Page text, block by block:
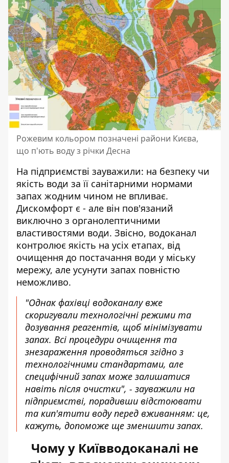
Рожевим кольором позначені райони Києва,
що п'ють воду з річки Десна
На підприємстві зауважили: на безпеку чи
якість води за її санітарними нормами
запах жодним чином не впливає.
Дискомфорт є - але він пов'язаний
виключно з органолептичними
властивостями води. Звісно, водоканал
контролює якість на усіх етапах, від
очищення до постачання води у міську
мережу, але усунути запах повністю
неможливо.
"Однак фахівці водоканалу вже
скоригували технологічні режими та
дозування реагентів, щоб мінімізувати
запах. Всі процедури очищення та
знезараження проводяться згідно з
технологічними стандартами, але
специфічний запах може залишатися
навіть після очистки", - зауважили на
підприємстві, порадивши відстоювати
та кип'ятити воду перед вживанням: це,
кажуть, допоможе ще зменшити запах.
Чому у Київводоканалі не